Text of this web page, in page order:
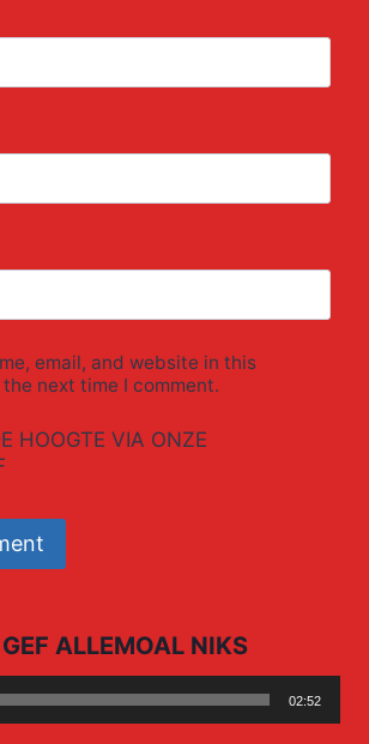
email, and website in this
next time I comment.
HOOGTE VIA ONZE
ALLEMOAL NIKS
02:52